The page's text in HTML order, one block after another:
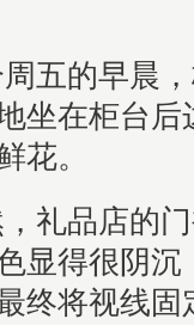
五的早晨
坐在柜台
花。
礼品店的
显得很阴
终将视线